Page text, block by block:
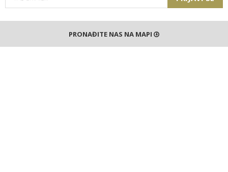
PRONAĐITE NAS NA MAPI